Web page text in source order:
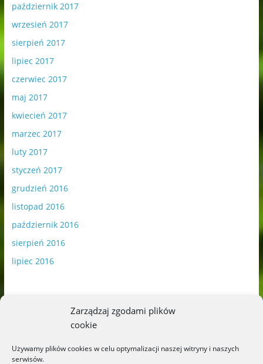
Zarządzaj zgodami plików
cookie
Używamy plików cookies w celu optymalizacji naszej witryny i naszych
serwisów.
październik 2017
wrzesień 2017
sierpień 2017
lipiec 2017
czerwiec 2017
maj 2017
kwiecień 2017
marzec 2017
luty 2017
styczeń 2017
grudzień 2016
listopad 2016
październik 2016
sierpień 2016
lipiec 2016